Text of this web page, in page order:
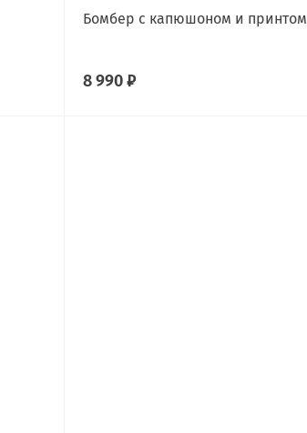
Бомбер с капюшоном и принтом
8 990 ₽